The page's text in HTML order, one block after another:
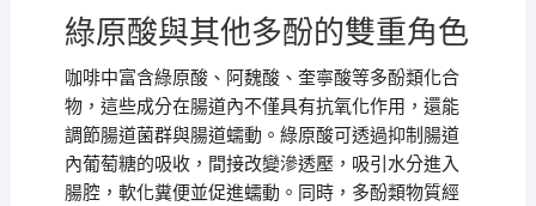
綠原酸與其他多酚的雙重角色
咖啡中富含綠原酸、阿魏酸、奎寧酸等多酚類化合
物，這些成分在腸道內不僅具有抗氧化作用，還能
調節腸道菌群與腸道蠕動。綠原酸可透過抑制腸道
內葡萄糖的吸收，間接改變滲透壓，吸引水分進入
腸腔，軟化糞便並促進蠕動。同時，多酚類物質經